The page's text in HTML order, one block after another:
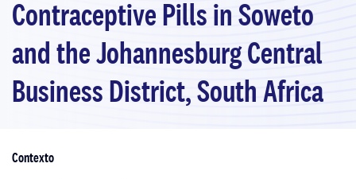
Contraceptive Pills in Soweto
and the Johannesburg Central
Business District, South Africa
Contexto